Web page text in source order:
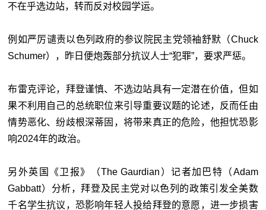
不在乎选边站，转而反对校园学运。
例如严厉谴责以色列政府的参议院民主党领袖舒默（Chuck
Schumer），昨日便炮轰部分抗议人士“犯罪”，要求严惩。
布雷克评论，拜登谨慎、不选边站具有一定潜在价值，但如
果不利用自己的总统职位来引导重要议题的论述，反而任由
情势恶化、纷歧根深蒂固，将带来真正的危险，他担忧恐影
响2024年的政治。
另外英国《卫报》（The Gaurdian）记者加巴特（Adam
Gabbatt）分析，拜登及民主党对以色列的政策引发全美数
千名学生抗议，恐影响年轻人投给拜登的意愿，进一步损害